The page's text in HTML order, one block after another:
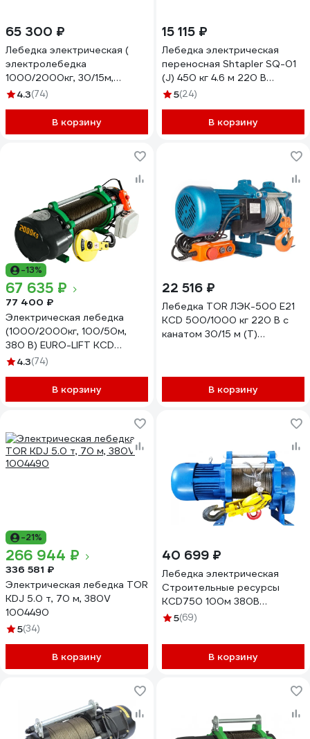
65 300 ₽
Лебедка электрическая (
электролебедка
1000/2000кг, 30/15м,
U=380v, P3, 50HZ) EURO-LIFT
4.3(74)
В корзину
15 115 ₽
Лебедка электрическая
переносная Shtapler SQ-01
(J) 450 кг 4.6 м 220 В
71058933
5(24)
В корзину
-13%
67 635 ₽
77 400 ₽
Электрическая лебедка
(1000/2000кг, 100/50м,
380 В) EURO-LIFT KCD
0019832
4.3(74)
В корзину
22 516 ₽
Лебедка TOR ЛЭК-500 E21
KCD 500/1000 кг 220 В с
канатом 30/15 м (T)
В корзину
-21%
266 944 ₽
336 581 ₽
Электрическая лебедка TOR
KDJ 5.0 т, 70 м, 380V
1004490
5(34)
В корзину
40 699 ₽
Лебедка электрическая
Строительные ресурсы
KСD750 100м 380В
75010038
5(69)
В корзину